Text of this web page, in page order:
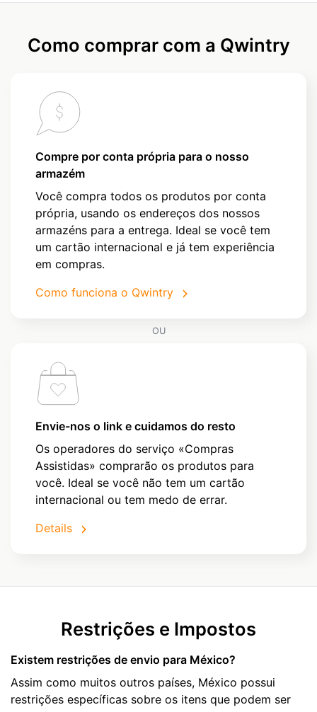
Como comprar com a Qwintry
Compre por conta própria para o nosso
armazém
Você compra todos os produtos por conta
própria, usando os endereços dos nossos
armazéns para a entrega. Ideal se você tem
um cartão internacional e já tem experiência
em compras.
Como funciona o Qwintry
OU
Envie-nos o link e cuidamos do resto
Os operadores do serviço «Compras
Assistidas» comprarão os produtos para
você. Ideal se você não tem um cartão
internacional ou tem medo de errar.
Details
Restrições e Impostos
Existem restrições de envio para México?
Assim como muitos outros países, México possui
restrições específicas sobre os itens que podem ser